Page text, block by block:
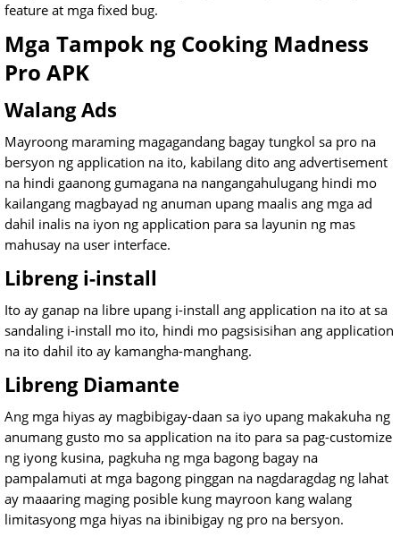
feature at mga fixed bug.
Mga Tampok ng Cooking Madness
Pro APK
Walang Ads
Mayroong maraming magagandang bagay tungkol sa pro na
bersyon ng application na ito, kabilang dito ang advertisement
na hindi gaanong gumagana na nangangahulugang hindi mo
kailangang magbayad ng anuman upang maalis ang mga ad
dahil inalis na iyon ng application para sa layunin ng mas
mahusay na user interface.
Libreng i-install
Ito ay ganap na libre upang i-install ang application na ito at sa
sandaling i-install mo ito, hindi mo pagsisisihan ang application
na ito dahil ito ay kamangha-manghang.
Libreng Diamante
Ang mga hiyas ay magbibigay-daan sa iyo upang makakuha ng
anumang gusto mo sa application na ito para sa pag-customize
ng iyong kusina, pagkuha ng mga bagong bagay na
pampalamuti at mga bagong pinggan na nagdaragdag ng lahat
ay maaaring maging posible kung mayroon kang walang
limitasyong mga hiyas na ibinibigay ng pro na bersyon.